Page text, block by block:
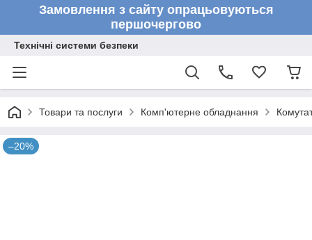
Замовлення з сайту опрацьовуються
першочергово
Технічні системи безпеки
Товари та послуги Комп'ютерне обладнання
–20%